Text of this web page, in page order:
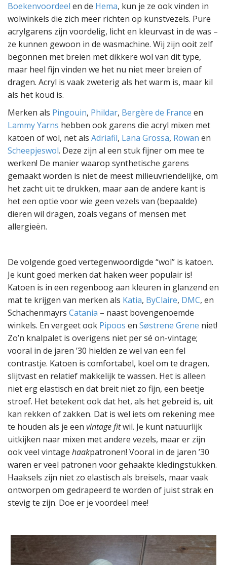
Boekenvoordeel en de Hema, kun je ze ook vinden in
wolwinkels die zich meer richten op kunstvezels. Pure
acrylgarens zijn voordelig, licht en kleurvast in de was –
ze kunnen gewoon in de wasmachine. Wij zijn ooit zelf
begonnen met breien met dikkere wol van dit type,
maar heel fijn vinden we het nu niet meer breien of
dragen. Acryl is vaak zweterig als het warm is, maar kil
als het koud is.
Merken als Pingouin, Phildar, Bergère de France en
Lammy Yarns hebben ook garens die acryl mixen met
katoen of wol, net als Adriafil, Lana Grossa, Rowan en
Scheepjeswol. Deze zijn al een stuk fijner om mee te
werken! De manier waarop synthetische garens
gemaakt worden is niet de meest milieuvriendelijke, om
het zacht uit te drukken, maar aan de andere kant is
het een optie voor wie geen vezels van (bepaalde)
dieren wil dragen, zoals vegans of mensen met
allergieën.
De volgende goed vertegenwoordigde “wol” is katoen.
Je kunt goed merken dat haken weer populair is!
Katoen is in een regenboog aan kleuren in glanzend en
mat te krijgen van merken als Katia, ByClaire, DMC, en
Schachenmayrs Catania – naast bovengenoemde
winkels. En vergeet ook Pipoos en Søstrene Grene niet!
Zo’n knalpalet is overigens niet per sé on-vintage;
vooral in de jaren ’30 hielden ze wel van een fel
contrastje. Katoen is comfortabel, koel om te dragen,
slijtvast en relatief makkelijk te wassen. Het is alleen
niet erg elastisch en dat breit niet zo fijn, een beetje
stroef. Het betekent ook dat het, als het gebreid is, uit
kan rekken of zakken. Dat is wel iets om rekening mee
te houden als je een vintage fitwil. Je kunt natuurlijk
uitkijken naar mixen met andere vezels, maar er zijn
ook veel vintage haakpatronen! Vooral in de jaren ’30
waren er veel patronen voor gehaakte kledingstukken.
Haaksels zijn niet zo elastisch als breisels, maar vaak
ontworpen om gedrapeerd te worden of juist strak en
stevig te zijn. Doe er je voordeel mee!